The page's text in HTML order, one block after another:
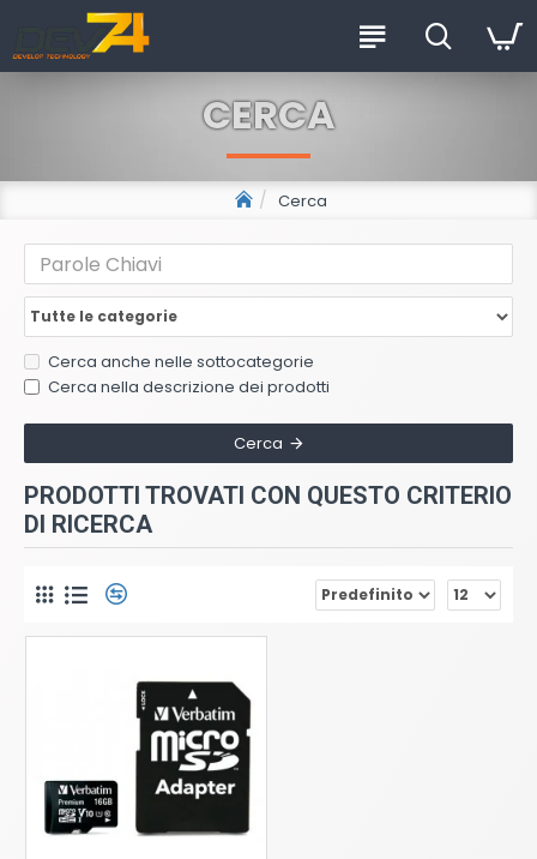
Cerca
CERCA
Cerca anche nelle sottocategorie
Cerca nella descrizione dei prodotti
Cerca
PRODOTTI TROVATI CON QUESTO CRITERIO
DI RICERCA